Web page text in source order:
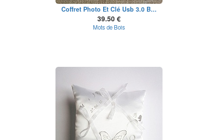
Coffret Photo Et Clé Usb 3.0 B...
39.50 €
Mots de Bois